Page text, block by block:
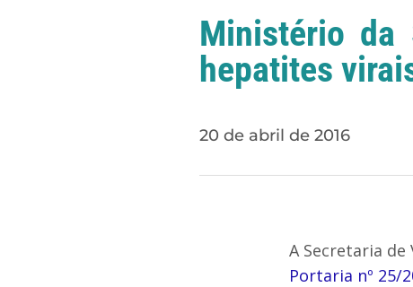
Ministério da
hepatites
20 de abril de 2016
A Secretaria de
Portaria nº 25/